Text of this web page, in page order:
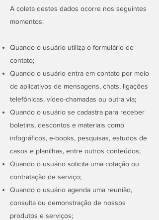
A coleta destes dados ocorre nos seguintes
momentos:
Quando o usuário utiliza o formulário de
contato;
Quando o usuário entra em contato por meio
de aplicativos de mensagens, chats, ligações
telefônicas, vídeo-chamadas ou outra via;
Quando o usuário se cadastra para receber
boletins, descontos e materiais como
infográficos, e-books, pesquisas, estudos de
casos e planilhas, entre outros conteúdos;
Quando o usuário solicita uma cotação ou
contratação de serviço;
Quando o usuário agenda uma reunião,
consulta ou demonstração de nossos
produtos e serviços;